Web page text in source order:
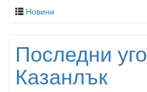
Новини
Последни
Казанлък